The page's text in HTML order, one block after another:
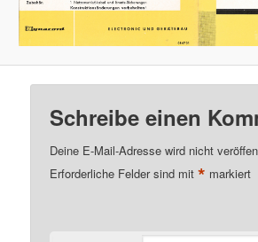
Schreibe einen
Deine E-Mail-Adresse wird nicht
Erforderliche Felder sind mit* markiert